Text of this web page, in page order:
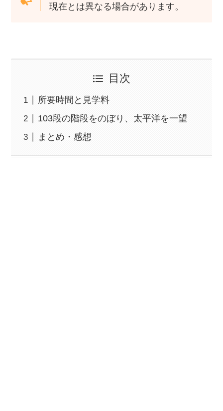
現在とは異なる場合があります。
目次
所要時間と見学料
103段の階段をのぼり、太平洋を一望
まとめ・感想